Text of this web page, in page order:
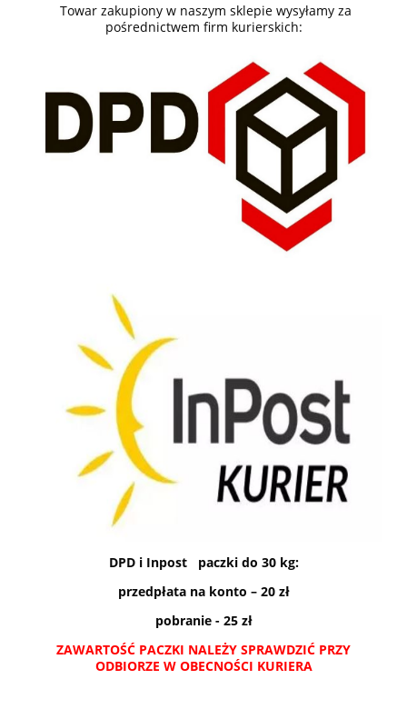
Towar zakupiony w naszym sklepie wysyłamy za
pośrednictwem firm kurierskich:
DPD i Inpost paczki do 30 kg:
przedpłata na konto – 20 zł
pobranie - 25 zł
ZAWARTOŚĆ PACZKI NALEŻY SPRAWDZIĆ PRZY
ODBIORZE W OBECNOŚCI KURIERA